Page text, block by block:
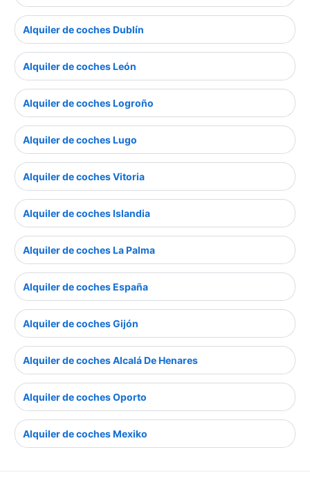
Alquiler de coches Dublín
Alquiler de coches León
Alquiler de coches Logroño
Alquiler de coches Lugo
Alquiler de coches Vitoria
Alquiler de coches Islandia
Alquiler de coches La Palma
Alquiler de coches España
Alquiler de coches Gijón
Alquiler de coches Alcalá De Henares
Alquiler de coches Oporto
Alquiler de coches Mexiko